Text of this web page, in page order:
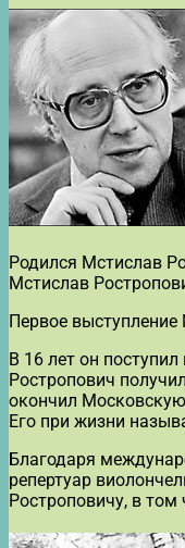
Родился Мстислав
Мстислав
Первое
В 16 лет он
Ростропович
окончил
Его при жизни
Благодаря
репертуар
Ростроповичу, в